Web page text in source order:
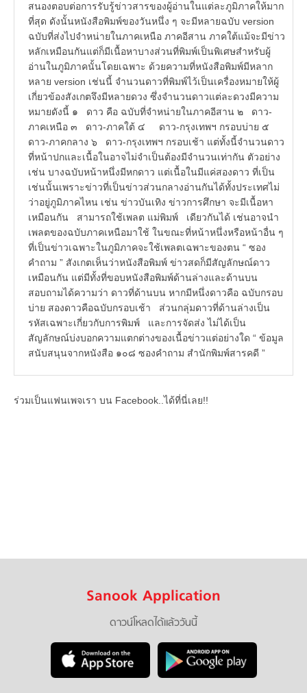
สนองตอบต่อการรับรู้ข่าวสารของผู้อ่านในแต่ละภูมิภาคให้มาก
ที่สุด ดังนั้นหนังสือพิมพ์ของวันหนึ่ง ๆ จะมีหลายฉบับ version
ฉบับที่ส่งไปจำหน่ายในภาคเหนือ ภาคอีสาน ภาคใต้แม้จะมีข่าว
หลักเหมือนกันแต่ก็มีเนื้อหาบางส่วนที่พิมพ์เป็นพิเศษสำหรับผู้
อ่านในภูมิภาคนั้นโดยเฉพาะ ด้วยความที่หนังสือพิมพ์มีหลาก
หลาย version เช่นนี้ จำนวนดาวที่พิมพ์ไว้เป็นเครื่องหมายให้ผู้
เกี่ยวข้องสังเกตจึงมีหลายดวง ซึ่งจำนวนดาวแต่ละดวงมีความ
หมายดังนี้ ๑ ดาว คือ ฉบับที่จำหน่ายในภาคอีสาน ๒ ดาว-
ภาคเหนือ ๓ ดาว-ภาคใต้ ๔ ดาว-กรุงเทพฯ กรอบบ่าย ๕
ดาว-ภาคกลาง ๖ ดาว-กรุงเทพฯ กรอบเช้า แต่ทั้งนี้จำนวนดาว
ที่หน้าปกและเนื้อในอาจไม่จำเป็นต้องมีจำนวนเท่ากัน ตัวอย่าง
เช่น บางฉบับหน้าหนึ่งมีหกดาว แต่เนื้อในมีแค่สองดาว ที่เป็น
เช่นนั้นเพราะข่าวที่เป็นข่าวส่วนกลางอ่านกันได้ทั้งประเทศไม่
ว่าอยู่ภูมิภาคไหน เช่น ข่าวบันเทิง ข่าวการศึกษา จะมีเนื้อหา
เหมือนกัน สามารถใช้เพลต แม่พิมพ์ เดียวกันได้ เช่นอาจนำ
เพลตของฉบับภาคเหนือมาใช้ ในขณะที่หน้าหนึ่งหรือหน้าอื่น ๆ
ที่เป็นข่าวเฉพาะในภูมิภาคจะใช้เพลตเฉพาะของตน “ ซอง
คำถาม ” สังเกตเห็นว่าหนังสือพิมพ์ ข่าวสดก็มีสัญลักษณ์ดาว
เหมือนกัน แต่มีทั้งที่ขอบหนังสือพิมพ์ด้านล่างและด้านบน
สอบถามได้ความว่า ดาวที่ด้านบน หากมีหนึ่งดาวคือ ฉบับกรอบ
บ่าย สองดาวคือฉบับกรอบเช้า ส่วนกลุ่มดาวที่ด้านล่างเป็น
รหัสเฉพาะเกี่ยวกับการพิมพ์ และการจัดส่ง ไม่ได้เป็น
สัญลักษณ์บ่งบอกความแตกต่างของเนื้อข่าวแต่อย่างใด “ ข้อมูล
สนับสนุนจากหนังสือ ๑๐๘ ซองคำถาม สำนักพิมพ์สารคดี ”
ร่วมเป็นแฟนเพจเรา บน Facebook..ได้ที่นี่เลย!!
Sanook Application
ดาวน์โหลดได้แล้ววันนี้